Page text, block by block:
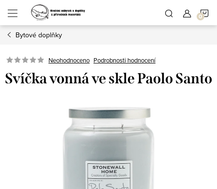
obsah
Bytové doplňky
Neohodnoceno Podrobnosti hodnocení
Svíčka vonná ve skle Paolo Santo